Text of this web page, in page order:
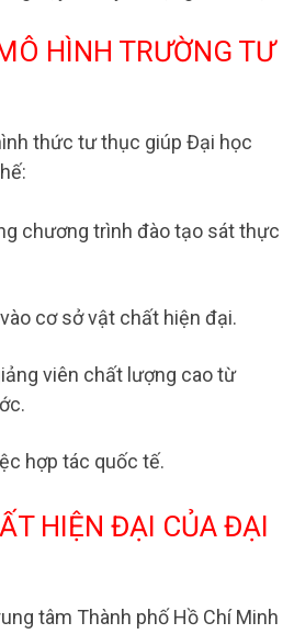
HÌNH TRƯỜNG TƯ
thức tư thục giúp Đại học
chương trình đào tạo sát thực
cơ sở vật chất hiện đại.
viên chất lượng cao từ
hợp tác quốc tế.
HIỆN ĐẠI CỦA ĐẠI
tâm Thành phố Hồ Chí Minh